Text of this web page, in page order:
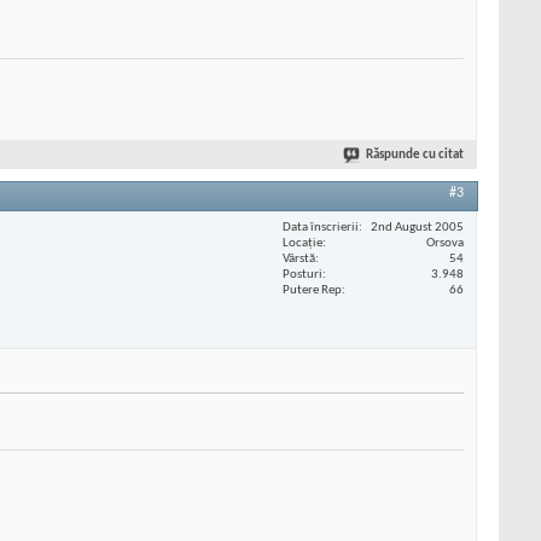
Răspunde cu citat
#3
Data înscrierii
2nd August 2005
Locaţie
Orsova
Vârstă
54
Posturi
3.948
Putere Rep
66